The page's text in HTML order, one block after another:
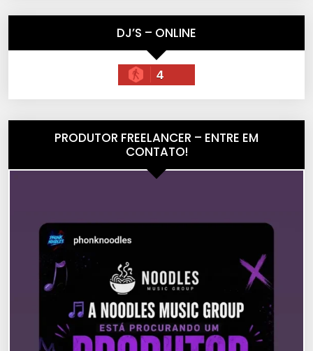
DJ’S – ONLINE
4
PRODUTOR FREELANCER – ENTRE EM
CONTATO!